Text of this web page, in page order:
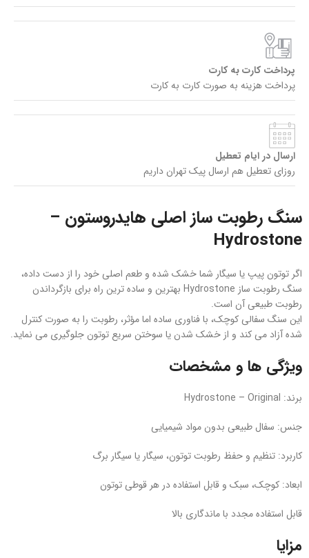
پرداخت کارت به کارت
پرداخت هزینه به صورت کارت به کارت
ارسال در ایام تعطیل
روزای تعطیل هم ارسال پیک تهران داریم
سنگ رطوبت‌ ساز اصلی هایدروستون –
Hydrostone
اگر توتون پیپ یا سیگار شما خشک شده و طعم اصلی خود را از دست داده،
سنگ رطوبت‌ ساز Hydrostone بهترین و ساده‌ ترین راه برای بازگرداندن
رطوبت طبیعی آن است.
این سنگ سفالی کوچک، با فناوری ساده اما مؤثر، رطوبت را به‌ صورت کنترل‌
شده آزاد می‌ کند و از خشک شدن یا سوختن سریع توتون جلوگیری می‌ نماید.
ویژگی‌ ها و مشخصات
برند: Hydrostone – Original
جنس: سفال طبیعی بدون مواد شیمیایی
کاربرد: تنظیم و حفظ رطوبت توتون، سیگار یا سیگار برگ
ابعاد: کوچک، سبک و قابل استفاده در هر قوطی توتون
قابل استفاده مجدد با ماندگاری بالا
مزایا